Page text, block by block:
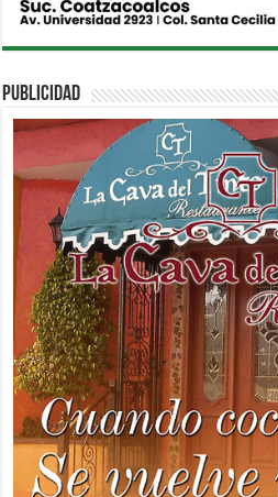
PUBLICIDAD